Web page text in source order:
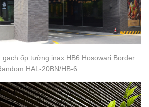
ốp tường inax HB6 Hosowari Border
HAL-20BN/HB-6